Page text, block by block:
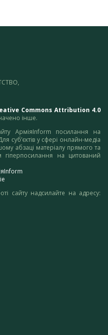
Commons Attribution 4.0
інше.
АрміяInform посилання на
суб’єктів у сфері онлайн-медіа
абзаці матеріалу прямого та
гіперпосилання на цитований
сайту надсилайте на адресу: